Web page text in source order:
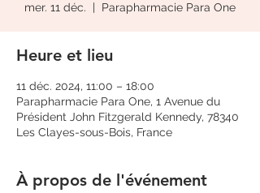
mer. 11 déc.
  |
Parapharmacie Para One
Heure et lieu
11 déc. 2024, 11:00 – 18:00
Parapharmacie Para One, 1 Avenue du
Président John Fitzgerald Kennedy, 78340
Les Clayes-sous-Bois, France
À propos de l'événement